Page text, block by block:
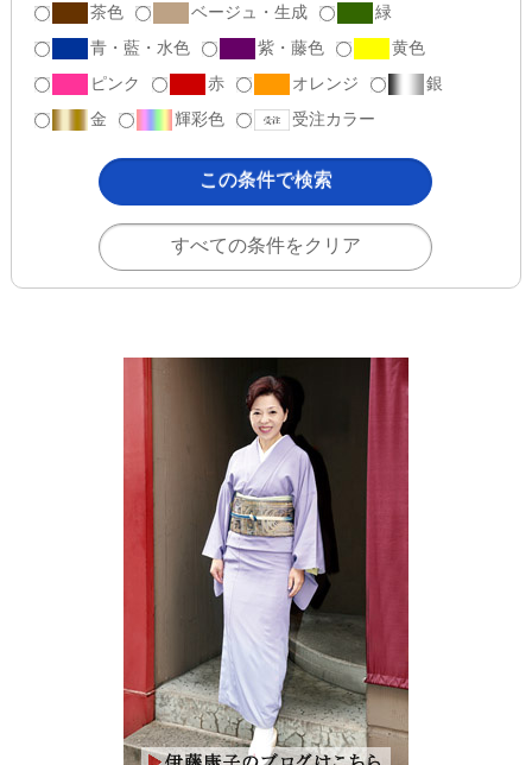
茶色
ベージュ・生成
緑
青・藍・水色
紫・藤色
黄色
ピンク
赤 オレンジ
銀
金
輝彩色 受注カラー